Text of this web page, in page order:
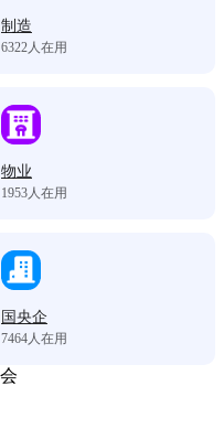
制造
6322人在用
物业
1953人在用
国央企
7464人在用